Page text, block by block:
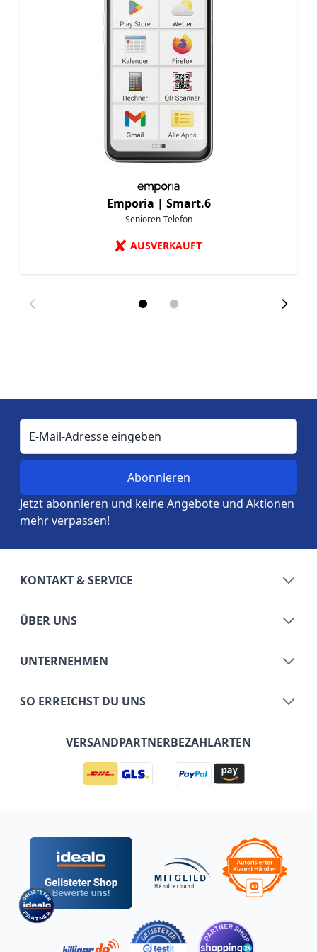
Emporia | Smart.6
Senioren-Telefon
✘ AUSVERKAUFT
E-Mail-Adresse
Jetzt abonnieren und keine Angebote und Aktionen
mehr verpassen!
KONTAKT & SERVICE
ÜBER UNS
UNTERNEHMEN
SO ERREICHST DU UNS
VERSANDPARTNERBEZAHLARTEN